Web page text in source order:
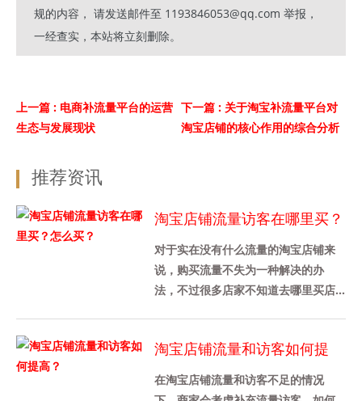
规的内容， 请发送邮件至 1193846053@qq.com 举报，
一经查实，本站将立刻删除。
上一篇 : 电商补流量平台的运营
生态与发展现状
下一篇 : 关于淘宝补流量平台对
淘宝店铺的核心作用的综合分析
推荐资讯
淘宝店铺流量访客在哪里买？
怎么买？
对于实在没有什么流量的淘宝店铺来
说，购买流量不失为一种解决的办
法，不过很多店家不知道去哪里买店
下，......
淘宝店铺流量和访客如何提
高？
在淘宝店铺流量和访客不足的情况